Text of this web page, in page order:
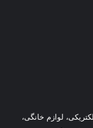
الکتریکی، لوازم خانگی،